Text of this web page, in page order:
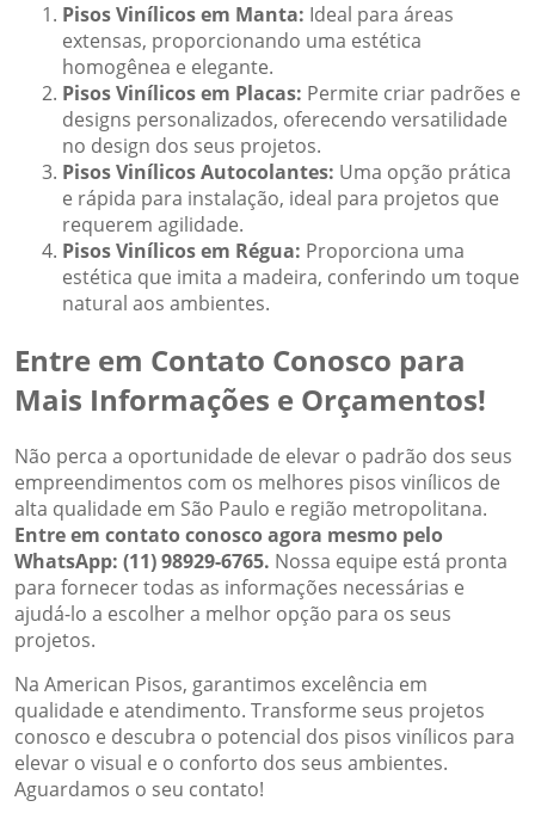
Pisos Vinílicos em Manta: Ideal para áreas
extensas, proporcionando uma estética
homogênea e elegante.
Pisos Vinílicos em Placas: Permite criar padrões e
designs personalizados, oferecendo versatilidade
no design dos seus projetos.
Pisos Vinílicos Autocolantes: Uma opção prática
e rápida para instalação, ideal para projetos que
requerem agilidade.
Pisos Vinílicos em Régua: Proporciona uma
estética que imita a madeira, conferindo um toque
natural aos ambientes.
Entre em Contato Conosco para
Mais Informações e Orçamentos!
Não perca a oportunidade de elevar o padrão dos seus
empreendimentos com os melhores pisos vinílicos de
alta qualidade em São Paulo e região metropolitana.
Entre em contato conosco agora mesmo pelo
WhatsApp: (11) 98929-6765. Nossa equipe está pronta
para fornecer todas as informações necessárias e
ajudá-lo a escolher a melhor opção para os seus
projetos.
Na American Pisos, garantimos excelência em
qualidade e atendimento. Transforme seus projetos
conosco e descubra o potencial dos pisos vinílicos para
elevar o visual e o conforto dos seus ambientes.
Aguardamos o seu contato!